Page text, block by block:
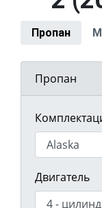
Пропан
Пропан
Двигатель